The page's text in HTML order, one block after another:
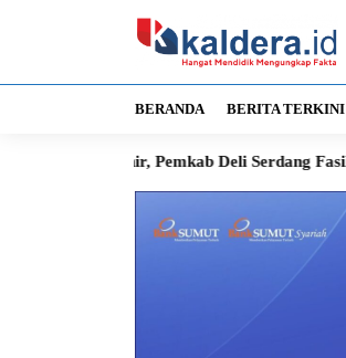
BERANDA BERITA TERKINI
Deli Serdang Fasilitasi Kompensasi